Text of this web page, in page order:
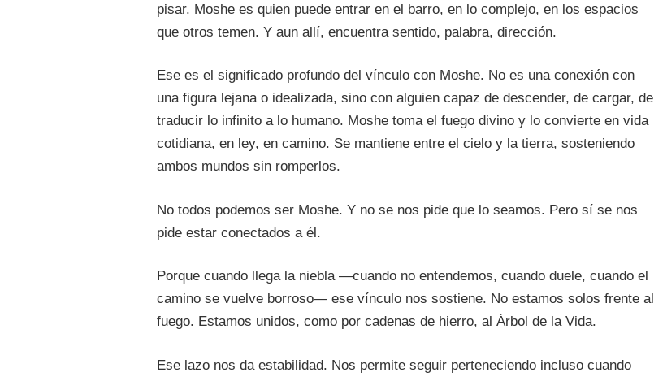
pisar. Moshe es quien puede entrar en el barro, en lo complejo, en los espacios
que otros temen. Y aun allí, encuentra sentido, palabra, dirección.
Ese es el significado profundo del vínculo con Moshe. No es una conexión con
una figura lejana o idealizada, sino con alguien capaz de descender, de cargar, de
traducir lo infinito a lo humano. Moshe toma el fuego divino y lo convierte en vida
cotidiana, en ley, en camino. Se mantiene entre el cielo y la tierra, sosteniendo
ambos mundos sin romperlos.
No todos podemos ser Moshe. Y no se nos pide que lo seamos. Pero sí se nos
pide estar conectados a él.
Porque cuando llega la niebla —cuando no entendemos, cuando duele, cuando el
camino se vuelve borroso— ese vínculo nos sostiene. No estamos solos frente al
fuego. Estamos unidos, como por cadenas de hierro, al Árbol de la Vida.
Ese lazo nos da estabilidad. Nos permite seguir perteneciendo incluso cuando